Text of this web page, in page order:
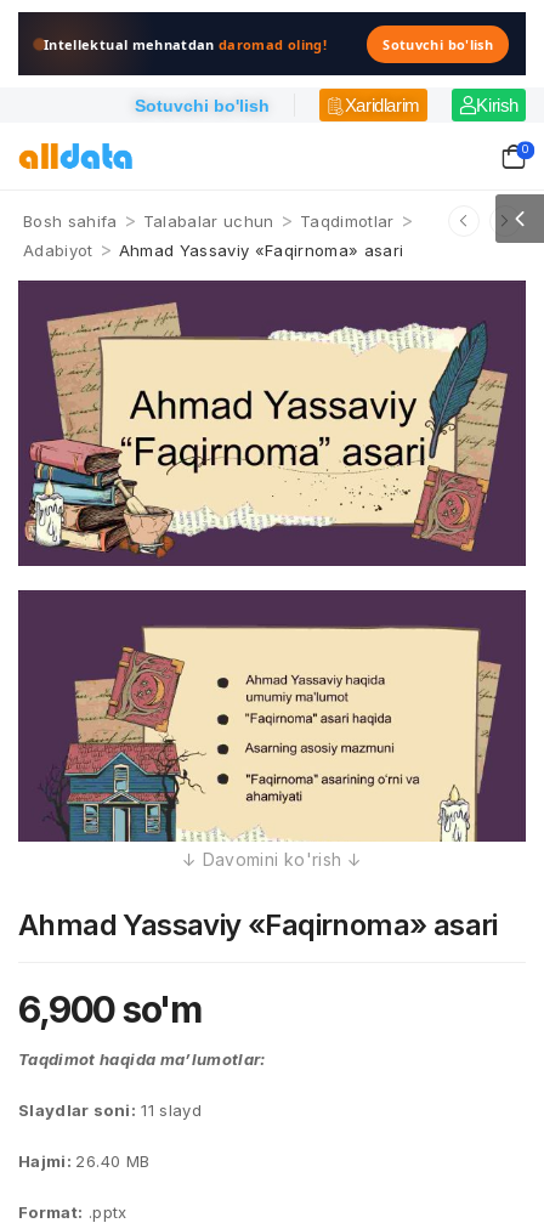
Intellektual mehnatdandaromad oling! Sotuvchi bo'lish
Sotuvchi bo'lish Xaridlarim Kirish
0
Bosh sahifa > Talabalar uchun > Taqdimotlar >
Adabiyot > Ahmad Yassaviy «Faqirnoma» asari
Ahmad Yassaviy «Faqirnoma» asari
6,900so'm
Taqdimot haqida ma’lumotlar:
Slaydlar soni: 11 slayd
Hajmi: 26.40 MB
Format: .pptx